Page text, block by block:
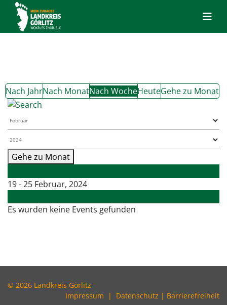
Nach JahrNach MonatNach WocheHeuteGehe zu Monat
Gehe zu Monat
19 - 25 Februar, 2024
Es wurden keine Events gefunden
© 2026 Landkreis Görlitz
Impressum | Datenschutz | Barrierefreiheit